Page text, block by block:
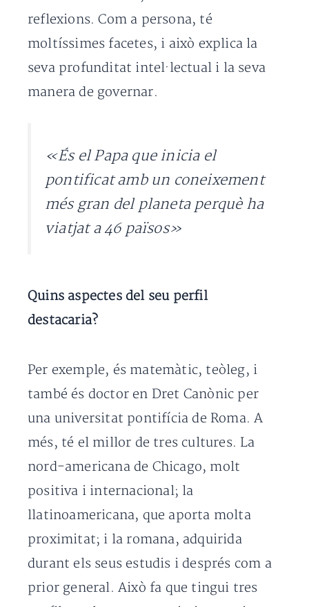
reflexions. Com a persona, té
moltíssimes facetes, i això explica la
seva profunditat intel·lectual i la seva
manera de governar.
«És el Papa que inicia el
pontificat amb un coneixement
més gran del planeta perquè ha
viatjat a 46 països»
Quins aspectes del seu perfil
destacaria?
Per exemple, és matemàtic, teòleg, i
també és doctor en Dret Canònic per
una universitat pontifícia de Roma. A
més, té el millor de tres cultures. La
nord-americana de Chicago, molt
positiva i internacional; la
llatinoamericana, que aporta molta
proximitat; i la romana, adquirida
durant els seus estudis i després com a
prior general. Això fa que tingui tres